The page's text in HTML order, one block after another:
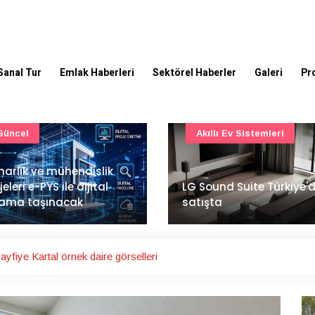
Tur Emlak Haberleri Sektörel Haberler Galeri
Suite Türkiye'de
Ev Sistemleri
İstanbul Havalimanı'nın
ana pistinde sona doğru
Ulaşım
Kartal örnek daire görselleri